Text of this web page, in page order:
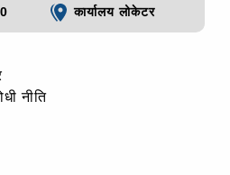
कार्यालय लोकेटर
नीति